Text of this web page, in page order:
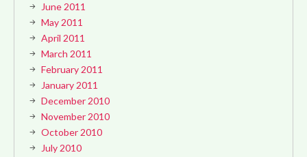
June 2011
May 2011
April 2011
March 2011
February 2011
January 2011
December 2010
November 2010
October 2010
July 2010